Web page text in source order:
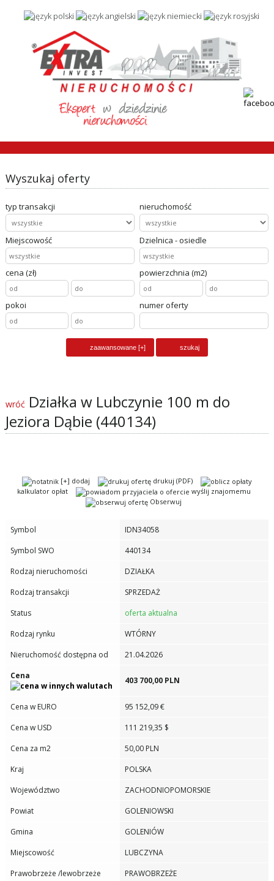
Wyszukaj oferty
typ transakcji nieruchomość
Miejscowość Dzielnica - osiedle
cena (zł) powierzchnia (m2)
pokoi numer oferty
wróć Działka w Lubczynie 100 m do
Jeziora Dąbie (440134)
[+] dodaj
drukuj (PDF)
kalkulator opłat
wyślij znajomemu
Obserwuj
Symbol
IDN34058
Symbol SWO
440134
Rodzaj nieruchomości
DZIAŁKA
Rodzaj transakcji
SPRZEDAŻ
Status
oferta aktualna
Rodzaj rynku
WTÓRNY
Nieruchomość dostępna od
21.04.2026
Cena
403 700,00 PLN
Cena w EURO
95 152,09 €
Cena w USD
111 219,35 $
Cena za m2
50,00 PLN
Kraj
POLSKA
Województwo
ZACHODNIOPOMORSKIE
Powiat
GOLENIOWSKI
Gmina
GOLENIÓW
Miejscowość
LUBCZYNA
Prawobrzeże /lewobrzeże
PRAWOBRZEŻE